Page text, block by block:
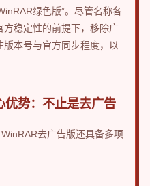
绿色版”。尽管名称各
稳定性的前提下，移除广
本号与官方同步程度，以
势：不止是去广告
去广告版还具备多项